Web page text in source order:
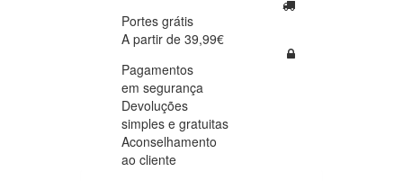
Portes grátis
A partir de 39,99€
Pagamentos
em segurança
Devoluções
simples e gratuitas
Aconselhamento
ao cliente